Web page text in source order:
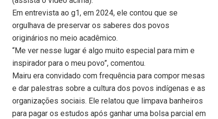
Em entrevista ao g1, em 2024, ele contou que se
orgulhava de preservar os saberes dos povos
originários no meio acadêmico.
“Me ver nesse lugar é algo muito especial para mim e
inspirador para o meu povo”, comentou.
Mairu era convidado com frequência para compor mesas
e dar palestras sobre a cultura dos povos indígenas e as
organizações sociais. Ele relatou que limpava banheiros
para pagar os estudos após ganhar uma bolsa parcial em